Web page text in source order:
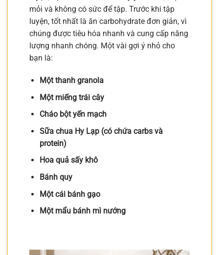
mỏi và không có sức để tập. Trước khi tập
luyện, tốt nhất là ăn carbohydrate đơn giản, vì
chúng được tiêu hóa nhanh và cung cấp năng
lượng nhanh chóng. Một vài gợi ý nhỏ cho
bạn là:
Một thanh granola
Một miếng trái cây
Cháo bột yến mạch
Sữa chua Hy Lạp (có chứa carbs và
protein)
Hoa quả sấy khô
Bánh quy
Một cái bánh gạo
Một mẩu bánh mì nướng